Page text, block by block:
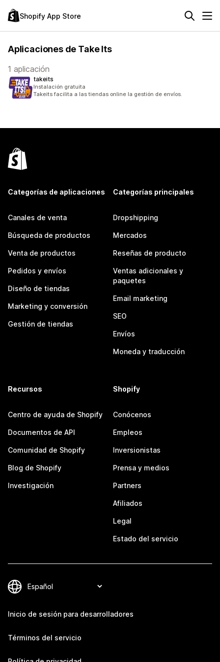
Shopify App Store
Aplicaciones de Take Its
1 aplicación
takeits
Instalación gratuita
Takeits facilita a las tiendas online la gestión de envíos.
Categorías de aplicaciones
Canales de venta
Búsqueda de productos
Venta de productos
Pedidos y envíos
Diseño de tiendas
Marketing y conversión
Gestión de tiendas
Categorías principales
Dropshipping
Mercados
Reseñas de producto
Ventas adicionales y
paquetes
Email marketing
SEO
Envíos
Moneda y traducción
Recursos
Centro de ayuda de Shopify
Documentos de API
Comunidad de Shopify
Blog de Shopify
Investigación
Shopify
Conócenos
Empleos
Inversionistas
Prensa y medios
Partners
Afiliados
Legal
Estado del servicio
Inicio de sesión para desarrolladores
Términos del servicio